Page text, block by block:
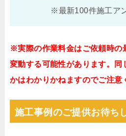
※最新100件施工ア
※実際の作業料金はご依頼時の
変動する可能性があります。同
かはわかりかねますのでご注意
施工事例のご提供お待ち